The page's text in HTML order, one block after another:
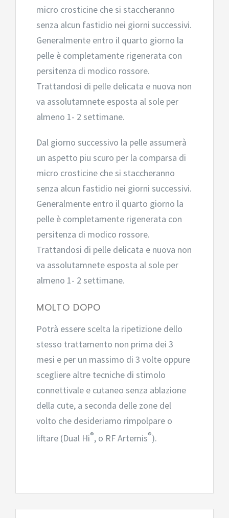
micro crosticine che si staccheranno
senza alcun fastidio nei giorni successivi.
Generalmente entro il quarto giorno la
pelle è completamente rigenerata con
persitenza di modico rossore.
Trattandosi di pelle delicata e nuova non
va assolutamnete esposta al sole per
almeno 1- 2 settimane.
Dal giorno successivo la pelle assumerà
un aspetto piu scuro per la comparsa di
micro crosticine che si staccheranno
senza alcun fastidio nei giorni successivi.
Generalmente entro il quarto giorno la
pelle è completamente rigenerata con
persitenza di modico rossore.
Trattandosi di pelle delicata e nuova non
va assolutamnete esposta al sole per
almeno 1- 2 settimane.
MOLTO DOPO
Potrà essere scelta la ripetizione dello
stesso trattamento non prima dei 3
mesi e per un massimo di 3 volte oppure
scegliere altre tecniche di stimolo
connettivale e cutaneo senza ablazione
della cute, a seconda delle zone del
volto che desideriamo rimpolpare o
liftare (Dual Hi®, o RF Artemis®).